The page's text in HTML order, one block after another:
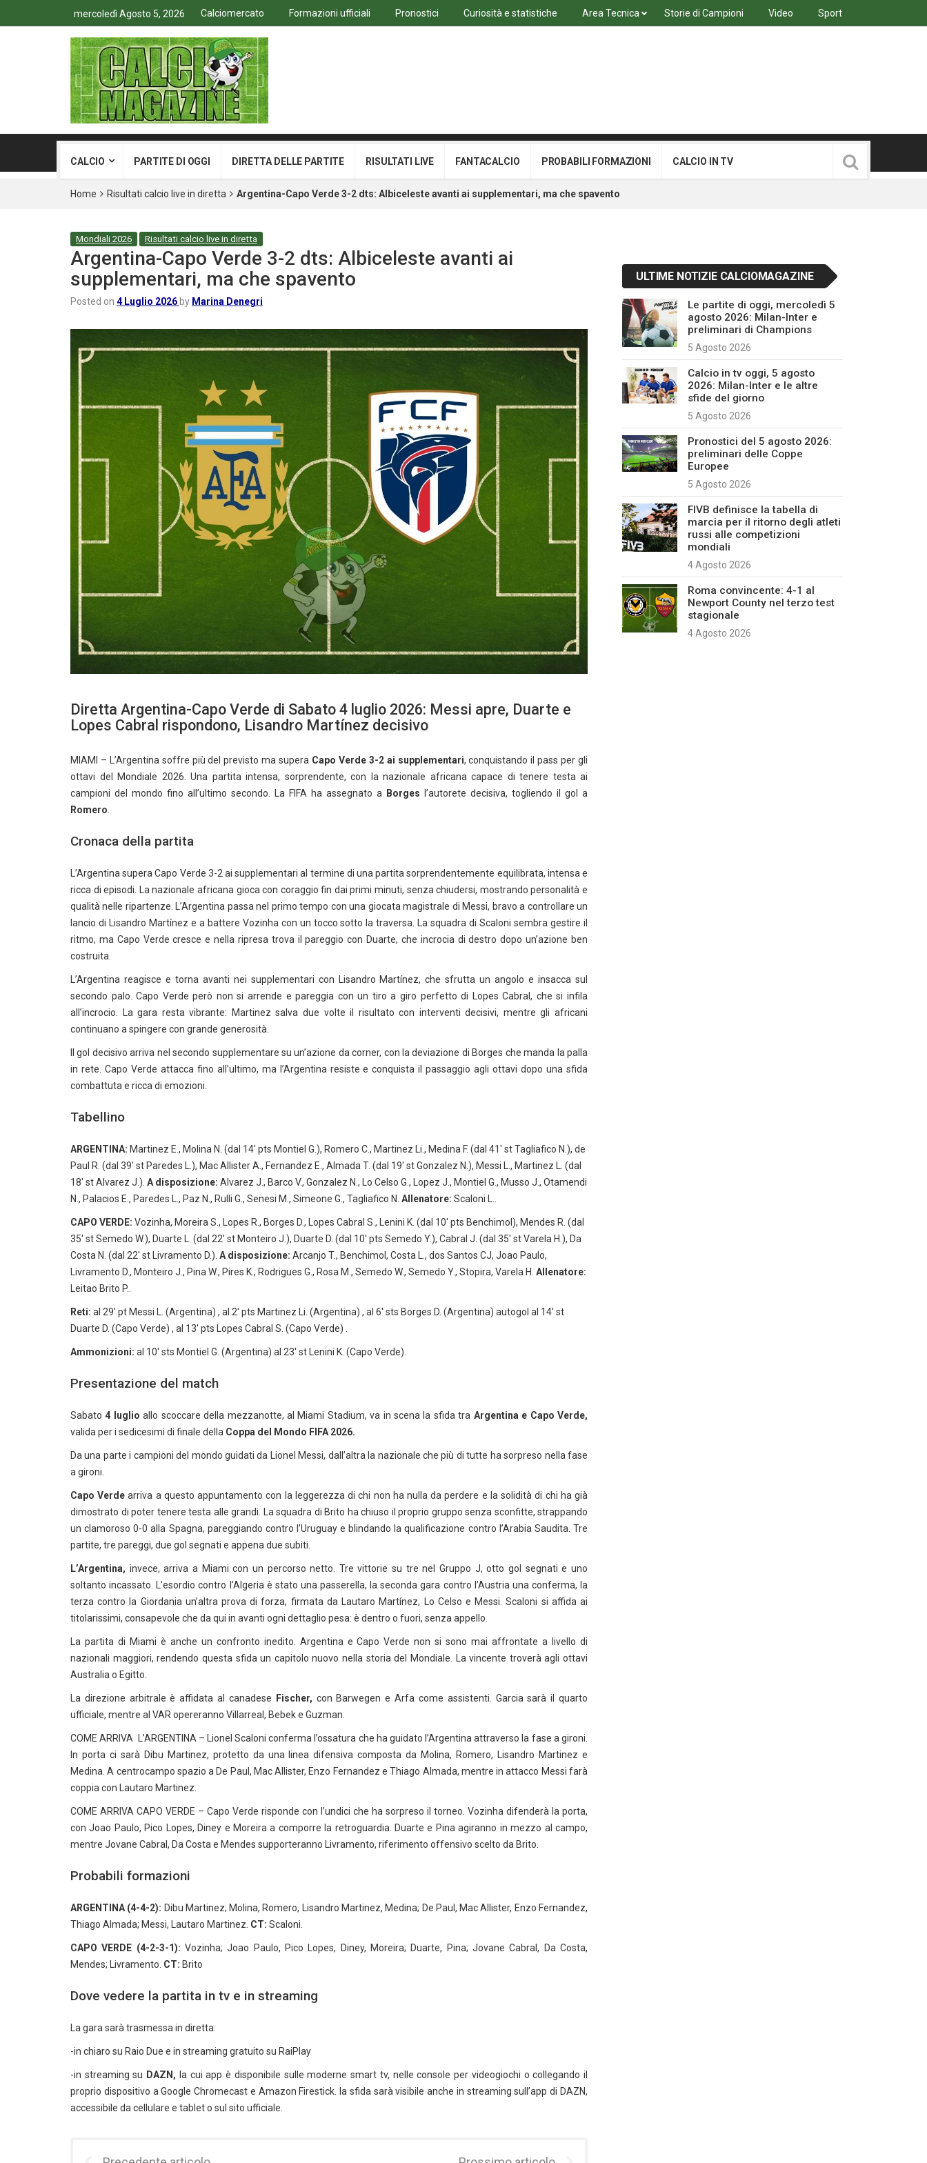
mercoledì Agosto 5, 2026 Calciomercato Formazioni ufficiali Pronostici Curiosità e statistiche Area Tecnica Storie di Campioni Video Sport
CALCIO PARTITE DI OGGI DIRETTA DELLE PARTITE RISULTATI LIVE FANTACALCIO PROBABILI FORMAZIONI CALCIO IN TV
Home Risultati calcio live in diretta Argentina-Capo Verde 3-2 dts: Albiceleste avanti ai supplementari, ma che spavento
Mondiali 2026 Risultati calcio live in diretta
Argentina-Capo Verde 3-2 dts: Albiceleste avanti ai
supplementari, ma che spavento
Posted on 4 Luglio 2026 by Marina Denegri
Diretta Argentina-Capo Verde di Sabato 4 luglio 2026: Messi apre, Duarte e
Lopes Cabral rispondono, Lisandro Martínez decisivo
MIAMI – L’Argentina soffre più del previsto ma supera Capo Verde 3-2 ai supplementari, conquistando il pass per gli
ottavi del Mondiale 2026. Una partita intensa, sorprendente, con la nazionale africana capace di tenere testa ai
campioni del mondo fino all’ultimo secondo. La FIFA ha assegnato a
Borges l’autorete decisiva, togliendo il gol a
Romero
Cronaca della partita
L’Argentina supera Capo Verde 3-2 ai supplementari al termine di una partita sorprendentemente equilibrata, intensa e
ricca di episodi. La nazionale africana gioca con coraggio fin dai primi minuti, senza chiudersi, mostrando personalità e
qualità nelle ripartenze. L’Argentina passa nel primo tempo con una giocata magistrale di Messi, bravo a controllare un
lancio di Lisandro Martínez e a battere Vozinha con un tocco sotto la traversa. La squadra di Scaloni sembra gestire il
ritmo, ma Capo Verde cresce e nella ripresa trova il pareggio con Duarte, che incrocia di destro dopo un’azione ben
costruita.
L’Argentina reagisce e torna avanti nei supplementari con Lisandro Martínez, che sfrutta un angolo e insacca sul
secondo palo. Capo Verde però non si arrende e pareggia con un tiro a giro perfetto di Lopes Cabral, che si infila
all’incrocio. La gara resta vibrante: Martinez salva due volte il risultato con interventi decisivi, mentre gli africani
continuano a spingere con grande generosità.
Il gol decisivo arriva nel secondo supplementare su un’azione da corner, con la deviazione di Borges che manda la palla
in rete. Capo Verde attacca fino all’ultimo, ma l’Argentina resiste e conquista il passaggio agli ottavi dopo una sfida
combattuta e ricca di emozioni.
Tabellino
ARGENTINA: Martinez E., Molina N. (dal 14′ pts Montiel G.), Romero C., Martinez Li., Medina F. (dal 41′ st Tagliafico N.), de
Paul R. (dal 39′ st Paredes L.), Mac Allister A., Fernandez E., Almada T. (dal 19′ st Gonzalez N.), Messi L., Martinez L. (dal
18′ st Alvarez J.). A disposizione: Alvarez J., Barco V., Gonzalez N., Lo Celso G., Lopez J., Montiel G., Musso J., Otamendi
N., Palacios E., Paredes L., Paz N., Rulli G., Senesi M., Simeone G., Tagliafico N. Allenatore: Scaloni L..
CAPO VERDE: Vozinha, Moreira S., Lopes R., Borges D., Lopes Cabral S., Lenini K. (dal 10′ pts Benchimol), Mendes R. (dal
35′ st Semedo W.), Duarte L. (dal 22′ st Monteiro J.), Duarte D. (dal 10′ pts Semedo Y.), Cabral J. (dal 35′ st Varela H.), Da
Costa N. (dal 22′ st Livramento D.). A disposizione: Arcanjo T., Benchimol, Costa L., dos Santos CJ, Joao Paulo,
Livramento D., Monteiro J., Pina W., Pires K., Rodrigues G., Rosa M., Semedo W., Semedo Y., Stopira, Varela H. Allenatore:
Leitao Brito P..
Reti: al 29′ pt Messi L. (Argentina) , al 2′ pts Martinez Li. (Argentina) , al 6′ sts Borges D. (Argentina) autogol al 14′ st
Duarte D. (Capo Verde) , al 13′ pts Lopes Cabral S. (Capo Verde) .
Ammonizioni: al 10′ sts Montiel G. (Argentina) al 23′ st Lenini K. (Capo Verde).
Presentazione del match
Sabato 4 luglio allo scoccare della mezzanotte, al Miami Stadium, va in scena la sfida tra Argentina e Capo Verde,
valida per i sedicesimi di finale della Coppa del Mondo FIFA 2026.
Da una parte i campioni del mondo guidati da Lionel Messi, dall’altra la nazionale che più di tutte ha sorpreso nella fase
a gironi.
Capo Verde arriva a questo appuntamento con la leggerezza di chi non ha nulla da perdere e la solidità di chi ha già
dimostrato di poter tenere testa alle grandi. La squadra di Brito ha chiuso il proprio gruppo senza sconfitte, strappando
un clamoroso 0-0 alla Spagna, pareggiando contro l’Uruguay e blindando la qualificazione contro l’Arabia Saudita. Tre
partite, tre pareggi, due gol segnati e appena due subiti.
L’Argentina, invece, arriva a Miami con un percorso netto. Tre vittorie su tre nel Gruppo J, otto gol segnati e uno
soltanto incassato. L’esordio contro l’Algeria è stato una passerella, la seconda gara contro l’Austria una conferma, la
terza contro la Giordania un’altra prova di forza, firmata da Lautaro Martínez, Lo Celso e Messi. Scaloni si affida ai
titolarissimi, consapevole che da qui in avanti ogni dettaglio pesa: è dentro o fuori, senza appello.
La partita di Miami è anche un confronto inedito. Argentina e Capo Verde non si sono mai affrontate a livello di
nazionali maggiori, rendendo questa sfida un capitolo nuovo nella storia del Mondiale. La vincente troverà agli ottavi
Australia o Egitto.
La direzione arbitrale è affidata al canadese Fischer, con Barwegen e Arfa come assistenti. Garcia sarà il quarto
ufficiale, mentre al VAR opereranno Villarreal, Bebek e Guzman.
COME ARRIVA L’ARGENTINA – Lionel Scaloni conferma l’ossatura che ha guidato l’Argentina attraverso la fase a gironi.
In porta ci sarà Dibu Martinez, protetto da una linea difensiva composta da Molina, Romero, Lisandro Martinez e
Medina. A centrocampo spazio a De Paul, Mac Allister, Enzo Fernandez e Thiago Almada, mentre in attacco Messi farà
coppia con Lautaro Martinez.
COME ARRIVA CAPO VERDE – Capo Verde risponde con l’undici che ha sorpreso il torneo. Vozinha difenderà la porta,
con Joao Paulo, Pico Lopes, Diney e Moreira a comporre la retroguardia. Duarte e Pina agiranno in mezzo al campo,
mentre Jovane Cabral, Da Costa e Mendes supporteranno Livramento, riferimento offensivo scelto da Brito.
Probabili formazioni
ARGENTINA (4-4-2): Dibu Martinez; Molina, Romero, Lisandro Martinez, Medina; De Paul, Mac Allister, Enzo Fernandez,
Thiago Almada; Messi, Lautaro Martinez. CT: Scaloni.
CAPO VERDE (4-2-3-1): Vozinha; Joao Paulo, Pico Lopes, Diney, Moreira; Duarte, Pina; Jovane Cabral, Da Costa,
Mendes; Livramento. CT: Brito
Dove vedere la partita in tv e in streaming
La gara sarà trasmessa in diretta:
-in chiaro su Raio Due e in streaming gratuito su RaiPlay
-in streaming su DAZN, la cui app è disponibile sulle moderne smart tv, nelle console per videogiochi o collegando il
proprio dispositivo a Google Chromecast e Amazon Firestick. la sfida sarà visibile anche in streaming sull’app di DAZN,
accessibile da cellulare e tablet o sul sito ufficiale.
ULTIME NOTIZIE CALCIOMAGAZINE
Le partite di oggi, mercoledì 5
agosto 2026: Milan-Inter e
preliminari di Champions
5 Agosto 2026
Calcio in tv oggi, 5 agosto
2026: Milan-Inter e le altre
sfide del giorno
5 Agosto 2026
Pronostici del 5 agosto 2026:
preliminari delle Coppe
Europee
5 Agosto 2026
FIVB definisce la tabella di
marcia per il ritorno degli atleti
russi alle competizioni
mondiali
4 Agosto 2026
Roma convincente: 4-1 al
Newport County nel terzo test
stagionale
4 Agosto 2026